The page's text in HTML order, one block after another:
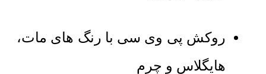
روکش پی وی سی با رنگ های مات،
هایگلاس و چرم